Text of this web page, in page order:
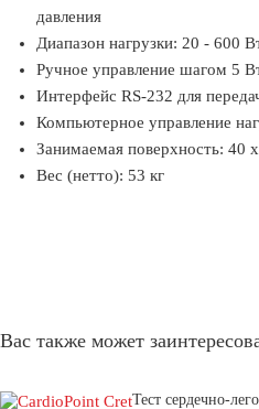
давления
Диапазон нагрузки: 20 - 600
Ручное управление шагом 5
Интерфейс RS-232 для
Компьютерное управление
Занимаемая поверхность: 40
Вес (нетто): 53 кг
Вас также может
Тест сердечно-